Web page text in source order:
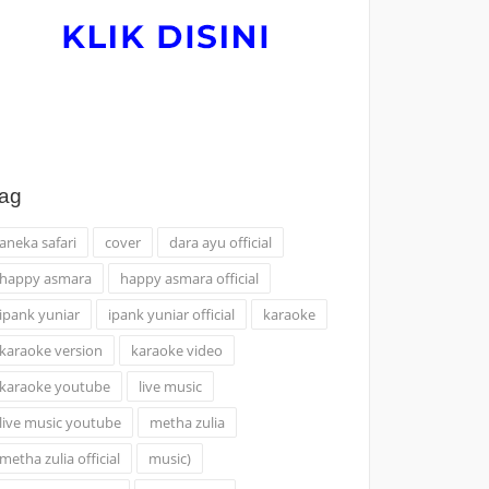
safari cover
dara ayu official
asmara
happy asmara official
yuniar
ipank yuniar official
karaoke
version
karaoke video
youtube
live music
music youtube
metha zulia
zulia official
music)